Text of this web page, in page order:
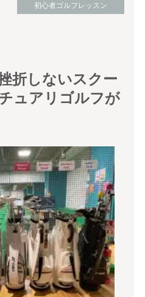
初心者ゴルフレッスン
折しないスクー
ュアリゴルフが